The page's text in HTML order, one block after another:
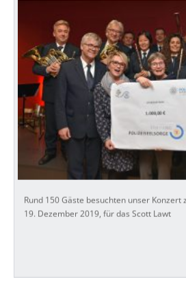
Rund 150 Gäste besuchten unser Konzert
19. Dezember 2019, für das Scott Lawt